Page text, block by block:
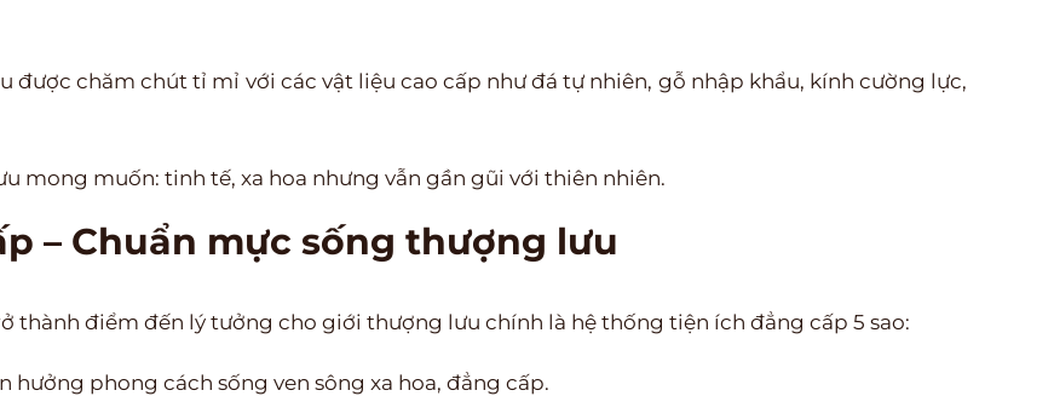
chăm chút tỉ mỉ với các vật liệu cao cấp như đá tự nhiên, gỗ nhập khẩu, kính cường lực,
mong muốn: tinh tế, xa hoa nhưng vẫn gần gũi với thiên nhiên.
– Chuẩn mực sống thượng lưu
thành điểm đến lý tưởng cho giới thượng lưu chính là hệ thống tiện ích đẳng cấp 5 sao:
hưởng phong cách sống ven sông xa hoa, đẳng cấp.